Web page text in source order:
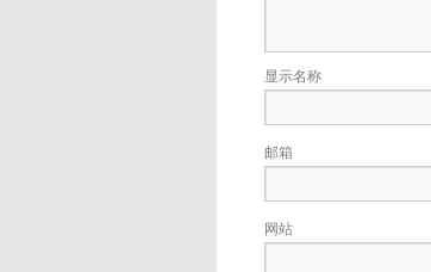
显示名称
邮箱
网站